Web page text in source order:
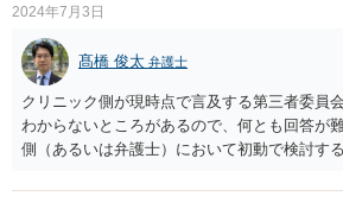
2024年7月3日
髙橋 俊太 弁護士
クリニック側が現時点で言及する第三者委員
わからないところがあるので、何とも回答が
側（あるいは弁護士）において初動で検討す
医師意見聴取などが考えられるかと思います